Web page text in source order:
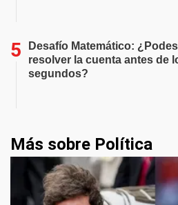
Desafío Matemático: ¿Podes
resolver la cuenta antes de
segundos?
Más sobre Política